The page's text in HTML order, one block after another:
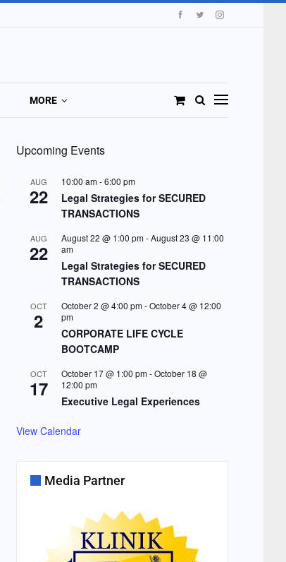
MORE
Upcoming Events
AUG
22
10:00 am-6:00 pm
Legal Strategies for SECURED
TRANSACTIONS
AUG
22
August 22 @ 1:00 pm-August 23 @ 11:00
am
Legal Strategies for SECURED
TRANSACTIONS
OCT
2
October 2 @ 4:00 pm-October 4 @ 12:00
pm
CORPORATE LIFE CYCLE
BOOTCAMP
OCT
17
October 17 @ 1:00 pm-October 18 @
12:00 pm
Executive Legal Experiences
View Calendar
Media Partner